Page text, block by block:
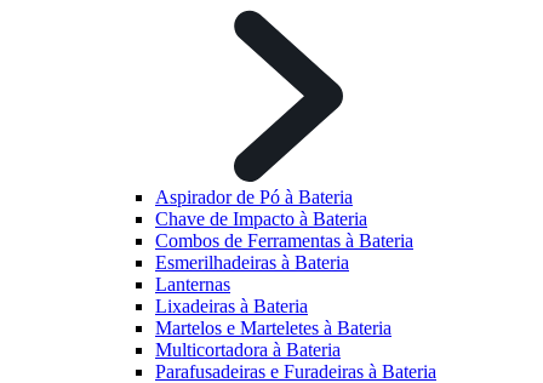
Aspirador de Pó à Bateria
Chave de Impacto à Bateria
Combos de Ferramentas à Bateria
Esmerilhadeiras à Bateria
Lanternas
Lixadeiras à Bateria
Martelos e Marteletes à Bateria
Multicortadora à Bateria
Parafusadeiras e Furadeiras à Bateria